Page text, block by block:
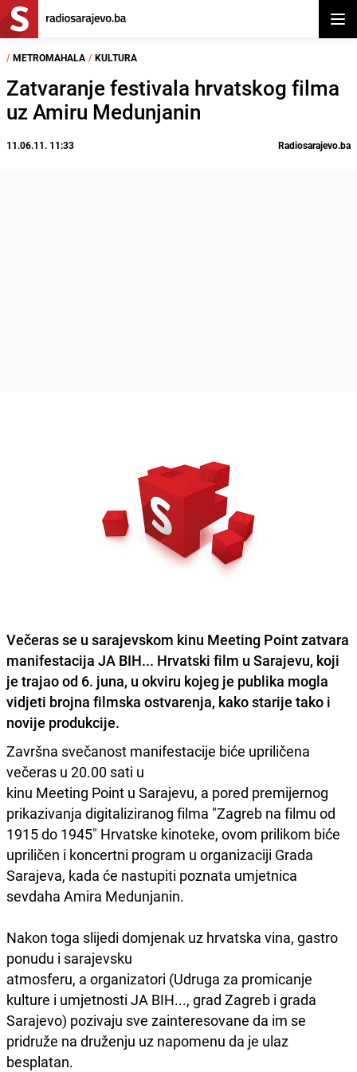
/ METROMAHALA / KULTURA
Zatvaranje festivala hrvatskog filma
uz Amiru Medunjanin
11.06.11. 11:33 Radiosarajevo.ba
Večeras se u sarajevskom kinu Meeting Point zatvara
manifestacija JA BIH... Hrvatski film u Sarajevu, koji
je trajao od 6. juna, u okviru kojeg je publika mogla
vidjeti brojna filmska ostvarenja, kako starije tako i
novije produkcije.
Završna svečanost manifestacije biće upriličena
večeras u 20.00 sati u
kinu Meeting Point u Sarajevu, a pored premijernog
prikazivanja digitaliziranog filma "Zagreb na filmu od
1915 do 1945" Hrvatske kinoteke, ovom prilikom biće
upriličen i koncertni program u organizaciji Grada
Sarajeva, kada će nastupiti poznata umjetnica
sevdaha Amira Medunjanin.
Nakon toga slijedi domjenak uz hrvatska vina, gastro
ponudu i sarajevsku
atmosferu, a organizatori (Udruga za promicanje
kulture i umjetnosti JA BIH..., grad Zagreb i grada
Sarajevo) pozivaju sve zainteresovane da im se
pridruže na druženju uz napomenu da je ulaz
besplatan.